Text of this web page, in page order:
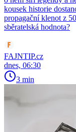
kousek historie
propagační klenot z
sběratelská hodnota?
FAJNTIP.cz
dnes, 06:30
3 min